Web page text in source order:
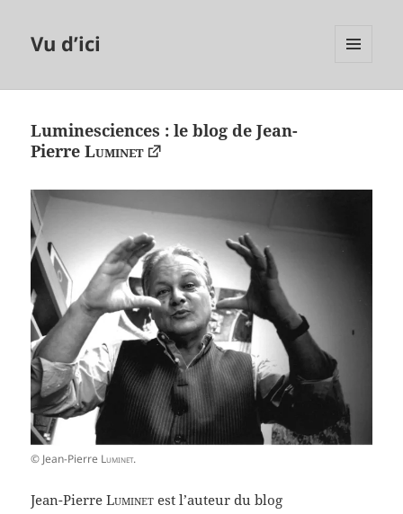
Vu d’ici
Luminesciences : le blog de Jean-
PierreLuminet
© Jean-Pierre Luminet.
Jean-PierreLuminet est l’auteur du blog